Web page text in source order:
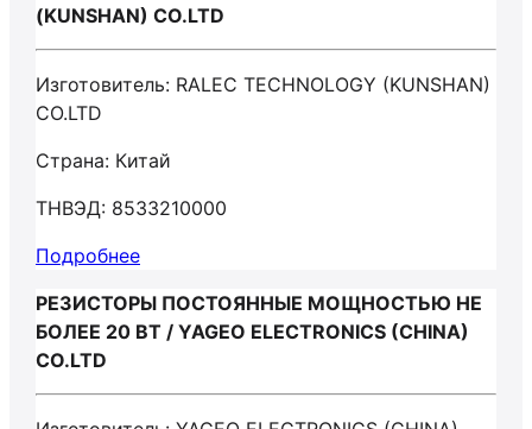
(KUNSHAN) CO.LTD
Изготовитель: RALEC TECHNOLOGY (KUNSHAN)
CO.LTD
Страна: Китай
ТНВЭД: 8533210000
Подробнее
РЕЗИСТОРЫ ПОСТОЯННЫЕ МОЩНОСТЬЮ НЕ
БОЛЕЕ 20 ВТ / YAGEO ELECTRONICS (CHINA)
CO.LTD